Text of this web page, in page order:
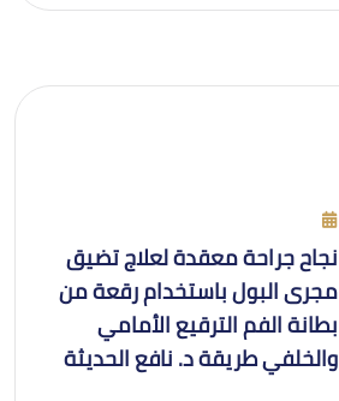
نجاح جراحة معقدة لعلاج تضيق
مجرى البول باستخدام رقعة من
بطانة الفم الترقيع الأمامي
والخلفي طريقة د. نافع الحديثة